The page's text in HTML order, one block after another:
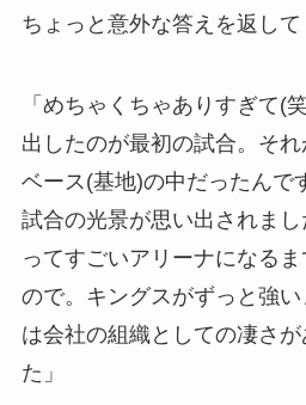
ちょっと意外な答えを返して
「めちゃくちゃありすぎて(
出したのが最初の試合。それ
ベース(基地)の中だったんで
試合の光景が思い出されま
ってすごいアリーナになる
ので。キングスがずっと強
は会社の組織としての凄さ
た」